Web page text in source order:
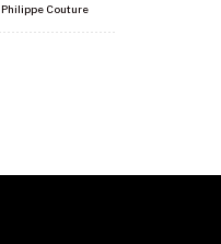
Philippe Couture